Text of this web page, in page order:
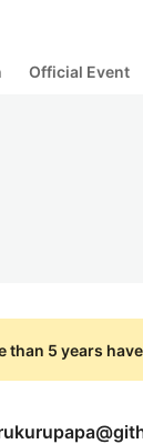
Official Event
than 5 years